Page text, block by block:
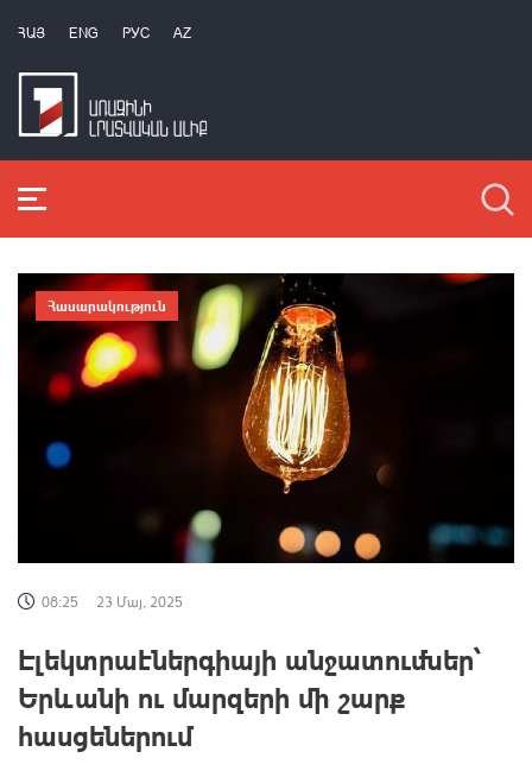
ՀԱՅ ENG РУС AZ
Հասարակություն
08:25 23 Մայ, 2025
Էլեկտրաէներգիայի անջատումներ՝
Երևանի ու մարզերի մի շարք
հասցեներում